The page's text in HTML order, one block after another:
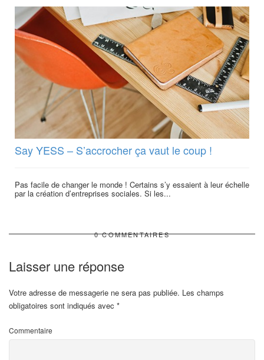
Say YESS – S’accrocher ça vaut le coup !
Pas facile de changer le monde ! Certains s’y essaient à leur échelle
par la création d’entreprises sociales. Si les...
0 COMMENTAIRES
Laisser une réponse
Votre adresse de messagerie ne sera pas publiée. Les champs
obligatoires sont indiqués avec *
Commentaire